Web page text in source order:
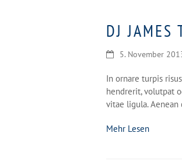
DJ JAMES
5. November
In ornare turpis
hendrerit, volutpat
vitae ligula.
Mehr Lesen